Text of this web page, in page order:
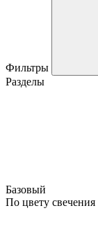
Фильтры
Разделы
Базовый
По цвету свечения